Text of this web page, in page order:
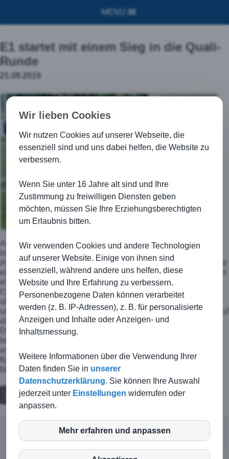
MENÜ
E1 startet mit einem Sieg in die Quali-
Runde
21.09.2019
Am Dienstag, den 17.9. empfangen wir unsere Gäste aus
Ingersheim zum Start in die neue Runde. Wir waren von
Anfang an hoch konzentriert und drängten den Gegner in seine
eigene Hälfte. Folgerichtig fiel nach drei Minuten das 1:0 durch
einen kräftigen Schuss von Hannes unter die Latte. Weitere
Chancen blieben leider ungenutzt. Nach 15 Minuten stand
überraschend ein gegnerischer Stürmer frei vor unserem Tor
und schob den Ball zum 1:1 gekonnt an Ole vorbei. Kurz darauf
das erlösende 2:1 durch ein Eigentor nach einem Eckball.
Direkt nach der Halbzeitpause erhöhte Hans durch einen
beherzten Schuss von der Mittellinie auf 3:1. Der Bann war
endlich gebrochen, innerhalb von fünf Minuten konnte Fabian
fünf Treffer erzielen. Das Spiel endete 8:1. Ein Auftakt nach
Maß. Weiter so Jungs!
Zurück
Haftungsausschluss
Wir lieben Cookies
Wir nutzen Cookies auf unserer Webseite, die
essenziell sind und uns dabei helfen, die Website zu
verbessern.
Wenn Sie unter 16 Jahre alt sind und Ihre
Zustimmung zu freiwilligen Diensten geben
möchten, müssen Sie Ihre Erziehungsberechtigten
um Erlaubnis bitten.
Wir verwenden Cookies und andere Technologien
auf unserer Website. Einige von ihnen sind
essenziell, während andere uns helfen, diese
Website und Ihre Erfahrung zu verbessern.
Personenbezogene Daten können verarbeitet
werden (z. B. IP-Adressen), z. B. für personalisierte
Anzeigen und Inhalte oder Anzeigen- und
Inhaltsmessung.
Weitere Informationen über die Verwendung Ihrer
Daten finden Sie in unserer
Datenschutzerklärung. Sie können Ihre Auswahl
jederzeit unter Einstellungen widerrufen oder
anpassen.
inCMS
Mehr erfahren und anpassen